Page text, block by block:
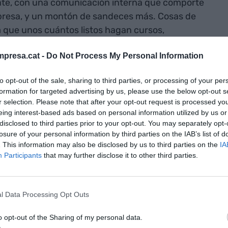
- Do Not Process My Personal Information
opt-out of the sale, sharing to third parties, or processing of your
for targeted advertising by us, please use the below opt-out
selection. Please note that after your opt-out request is processed
interest-based ads based on personal information utilized by us
to third parties prior to your opt-out. You may separately
of your personal information by third parties on the IAB’s list of
This information may also be disclosed by us to third parties on the
Participants that may further disclose it to other third parties.
Data Processing Opt Outs
opt-out of the Sharing of my personal data.
con una comunicación interna que comporte
y un montón de sandeces más. Cosas de
unos cuántos listos hagan cursos,
que son acogidas con un falso entusiasmo
trucos, más o menos divertidos e
y para que la empresa pueda decir que tiene
formación, e incluso podrá sacar una de estas
reciben de los gobiernos y reparten para
un día de estos como noticia
y dormir mejor". Y te dicen, magia pura, que
para conseguir dormir bien. Y es extraño que
almohada y las sábanas en la nevera. O tú